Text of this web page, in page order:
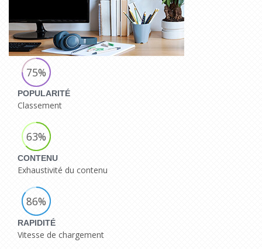
75%
POPULARITÉ
Classement
63%
CONTENU
Exhaustivité du contenu
86%
RAPIDITÉ
Vitesse de chargement